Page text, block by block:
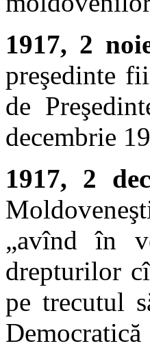
1917, 2
preşedinte
de
decembrie
1917, 2
„avînd în
drepturilor
pe trecutul